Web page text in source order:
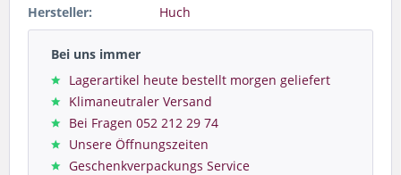
Hersteller:
Huch
Bei uns immer
Lagerartikel heute bestellt morgen geliefert
Klimaneutraler Versand
Bei Fragen 052 212 29 74
Unsere Öffnungszeiten
Geschenkverpackungs Service